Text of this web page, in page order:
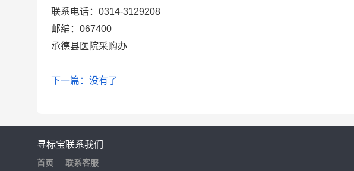
联系电话：0314-3129208
邮编：067400
承德县医院采购办
下一篇：没有了
寻标宝
首页
联系我们
联系客服